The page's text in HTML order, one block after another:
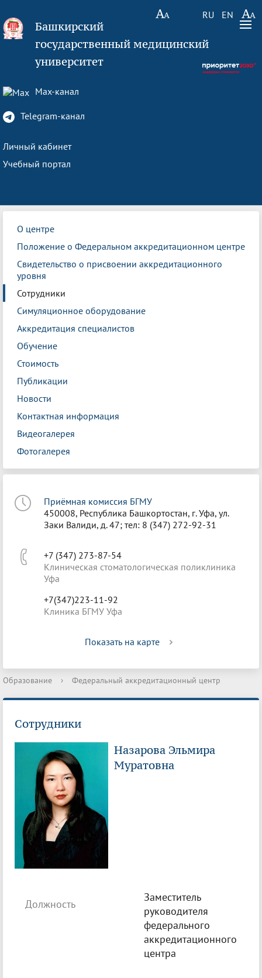
RU EN
Башкирский
государственный медицинский
университет
Max-канал
Telegram-канал
Личный кабинет
Учебный портал
О центре
Положение о Федеральном аккредитационном центре
Свидетельство о присвоении аккредитационного
уровня
Сотрудники
Симуляционное оборудование
Аккредитация специалистов
Обучение
Стоимость
Публикации
Новости
Контактная информация
Видеогалерея
Фотогалерея
Приёмная комиссия БГМУ
450008, Республика Башкортостан, г. Уфа, ул.
Заки Валиди, д. 47; тел: 8 (347) 272-92-31
+7 (347) 273-87-54
Клиническая стоматологическая поликлиника
Уфа
+7(347)223-11-92
Клиника БГМУ Уфа
Показать на карте
Образование › Федеральный аккредитационный центр
Сотрудники
Назарова Эльмира
Муратовна
Должность
Заместитель
руководителя
федерального
аккредитационного
центра